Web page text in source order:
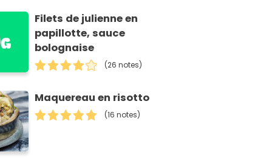
Filets de julienne en
papillotte, sauce
bolognaise
(26 notes)
Maquereau en risotto
(16 notes)